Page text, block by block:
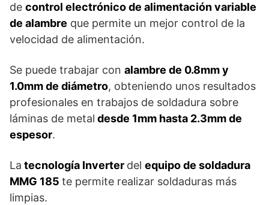
de control electrónico de alimentación variable
de alambre que permite un mejor control de la
velocidad de alimentación.
Se puede trabajar con alambre de 0.8mm y
1.0mm de diámetro, obteniendo unos resultados
profesionales en trabajos de soldadura sobre
láminas de metal desde 1mm hasta 2.3mm de
espesor.
La tecnología Inverter del equipo de soldadura
MMG 185 te permite realizar soldaduras más
limpias.